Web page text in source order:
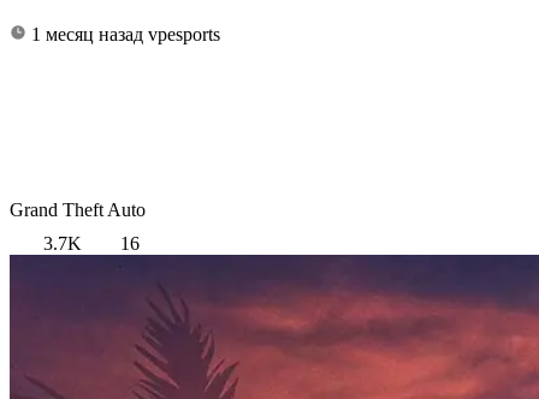
1 месяц назад vpesports
Grand Theft Auto
3.7K
16